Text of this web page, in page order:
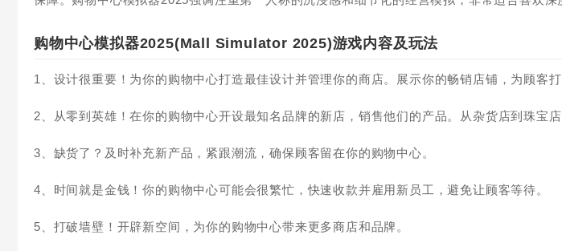
购物中心模拟器2025(Mall Simulator 2025)游戏内容及玩法
1、设计很重要！为你的购物中心打造最佳设计并管理你的商店。展示你的畅销店铺，为顾客打
2、从零到英雄！在你的购物中心开设最知名品牌的新店，销售他们的产品。从杂货店到珠宝
3、缺货了？及时补充新产品，紧跟潮流，确保顾客留在你的购物中心。
4、时间就是金钱！你的购物中心可能会很繁忙，快速收款并雇用新员工，避免让顾客等待。
5、打破墙壁！开辟新空间，为你的购物中心带来更多商店和品牌。